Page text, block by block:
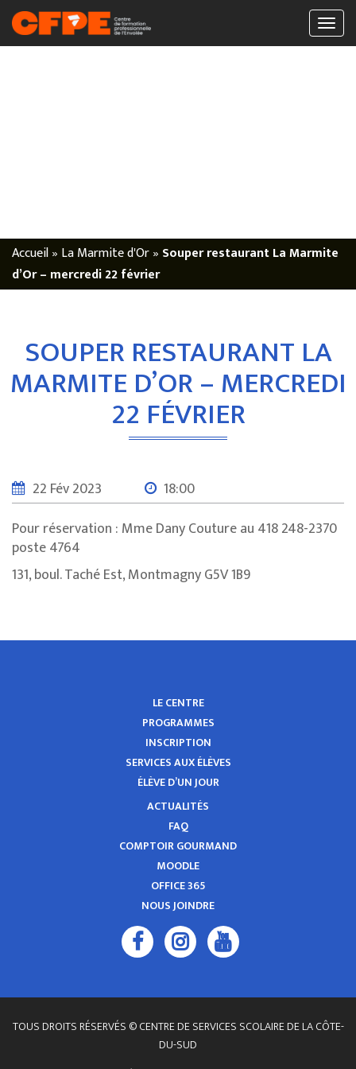
Accueil» La Marmite d'Or» Souper restaurant La Marmite
d’Or – mercredi 22 février
SOUPER RESTAURANT LA
MARMITE D’OR – MERCREDI
22 FÉVRIER
22 Fév 2023
18:00
Pour réservation : Mme Dany Couture au 418 248-2370
poste 4764
131, boul. Taché Est, Montmagny G5V 1B9
LE CENTRE
PROGRAMMES
INSCRIPTION
SERVICES AUX ÉLÈVES
ÉLÈVE D’UN JOUR
ACTUALITÉS
FAQ
COMPTOIR GOURMAND
MOODLE
OFFICE 365
NOUS JOINDRE
TOUS DROITS RÉSERVÉS © CENTRE DE SERVICES SCOLAIRE DE LA CÔTE-
DU-SUD